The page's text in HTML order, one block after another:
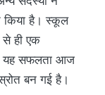
किया है। स्कूल
ही एक
यह सफलता आज
बन गई है।